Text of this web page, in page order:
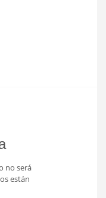
no será
están